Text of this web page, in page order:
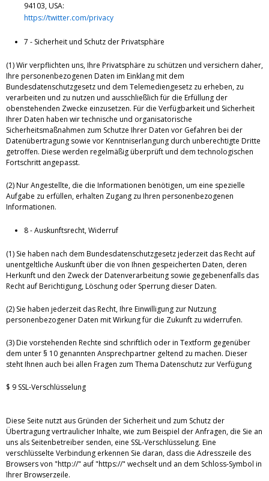
94103, USA:
https://twitter.com/privacy
7 - Sicherheit und Schutz der Privatsphäre
(1) Wir verpflichten uns, Ihre Privatsphäre zu schützen und versichern daher,
Ihre personenbezogenen Daten im Einklang mit dem
Bundesdatenschutzgesetz und dem Telemediengesetz zu erheben, zu
verarbeiten und zu nutzen und ausschließlich für die Erfüllung der
obenstehenden Zwecke einzusetzen. Für die Verfügbarkeit und Sicherheit
Ihrer Daten haben wir technische und organisatorische
Sicherheitsmaßnahmen zum Schutze Ihrer Daten vor Gefahren bei der
Datenübertragung sowie vor Kenntniserlangung durch unberechtigte Dritte
getroffen. Diese werden regelmäßig überprüft und dem technologischen
Fortschritt angepasst.
(2) Nur Angestellte, die die Informationen benötigen, um eine spezielle
Aufgabe zu erfüllen, erhalten Zugang zu Ihren personenbezogenen
Informationen.
8 - Auskunftsrecht, Widerruf
(1) Sie haben nach dem Bundesdatenschutzgesetz jederzeit das Recht auf
unentgeltliche Auskunft über die von Ihnen gespeicherten Daten, deren
Herkunft und den Zweck der Datenverarbeitung sowie gegebenenfalls das
Recht auf Berichtigung, Löschung oder Sperrung dieser Daten.
(2) Sie haben jederzeit das Recht, Ihre Einwilligung zur Nutzung
personenbezogener Daten mit Wirkung für die Zukunft zu widerrufen.
(3) Die vorstehenden Rechte sind schriftlich oder in Textform gegenüber
dem unter § 10 genannten Ansprechpartner geltend zu machen. Dieser
steht Ihnen auch bei allen Fragen zum Thema Datenschutz zur Verfügung
$ 9 SSL-Verschlüsselung
Diese Seite nutzt aus Gründen der Sicherheit und zum Schutz der
Übertragung vertraulicher Inhalte, wie zum Beispiel der Anfragen, die Sie an
uns als Seitenbetreiber senden, eine SSL-Verschlüsselung. Eine
verschlüsselte Verbindung erkennen Sie daran, dass die Adresszeile des
Browsers von "http://" auf "https://" wechselt und an dem Schloss-Symbol in
Ihrer Browserzeile.